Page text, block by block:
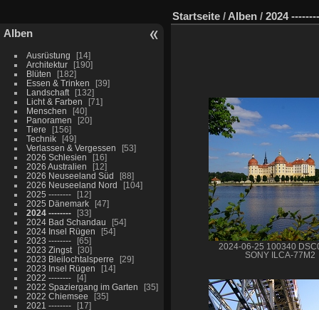
Alben
Ausrüstung
14
Architektur
190
Blüten
182
Essen & Trinken
39
Landschaft
132
Licht & Farben
71
Menschen
40
Panoramen
20
Tiere
156
Technik
49
Verlassen & Vergessen
53
2026 Schlesien
16
2026 Australien
12
2026 Neuseeland Süd
88
2026 Neuseeland Nord
104
2025 --------
12
2025 Dänemark
47
2024 --------
33
2024 Bad Schandau
54
2024 Insel Rügen
54
2023 --------
65
2023 Zingst
30
2023 Bleilochtalsperre
29
2023 Insel Rügen
14
2022 --------
4
2022 Spaziergang im Garten
35
2022 Chiemsee
35
2021 --------
17
Startseite / Alben / 2024 --------
2024-06-25 100340
SONY ILCA-77M2